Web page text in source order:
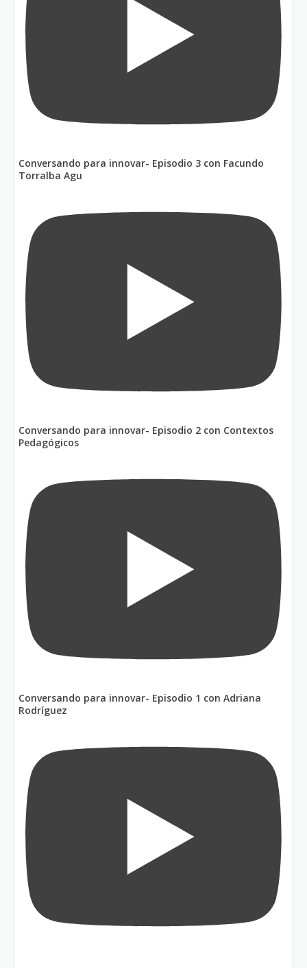
Conversando para innovar- Episodio 3 con Facundo
Torralba Agu
Conversando para innovar- Episodio 2 con Contextos
Pedagógicos
Conversando para innovar- Episodio 1 con Adriana
Rodríguez